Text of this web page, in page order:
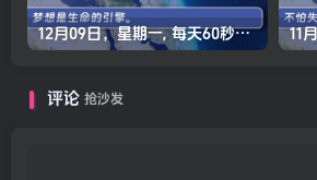
12月09日，星期一, 每天60秒读懂全世界！
评论 抢沙发